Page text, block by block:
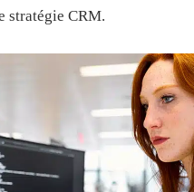
stratégie CRM.